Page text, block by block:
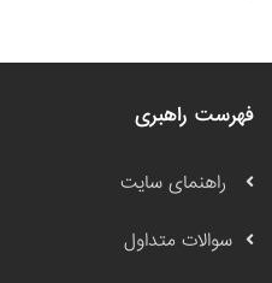
فهرست راهبری
راهنمای سایت
سوالات متداول